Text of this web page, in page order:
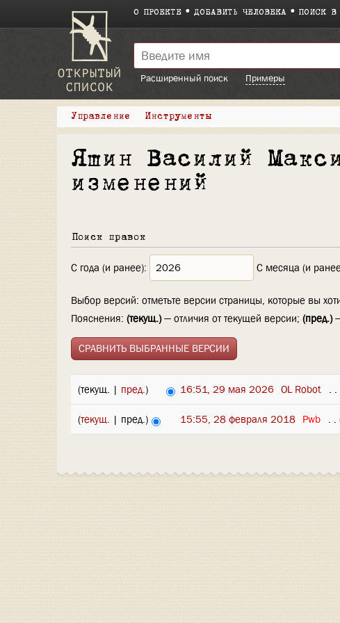
О ПРОЕКТЕ ДОБАВИТЬ ЧЕЛОВЕКА ПОИСК В
Расширенный поиск
Примеры
Управление Инструменты
Яшин Василий
изменений
Поиск правок
С года (и ранее): С месяца (и
Выбор версий: отметьте версии страницы, которые вы
Пояснения: (текущ.)— отличия от текущей версии; (пред.)
(текущ. | пред.) 16:51, 29 мая 2026 OL Robot . .
(текущ. | пред.) 15:55, 28 февраля 2018 Pwb . .